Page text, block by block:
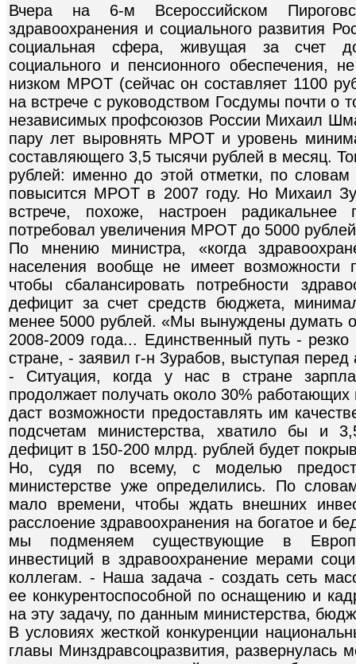
Вчера на 6-м Всероссийском
здравоохранения и социального развития
социальная сфера, живущая за счет
социального и пенсионного обеспечения,
низком МРОТ (сейчас он составляет 1100
на встрече с руководством Госдумы почти о
независимых профсоюзов России Михаил
пару лет выровнять МРОТ и уровень
составляющего 3,5 тысячи рублей в месяц.
рублей: именно до этой отметки, по
повысится МРОТ в 2007 году. Но Михаил
встрече, похоже, настроен
потребовал увеличения МРОТ до 5000
По мнению министра, «когда
населения вообще не имеет возможности
чтобы сбалансировать потребности
дефицит за счет средств бюджета,
менее 5000 рублей. «Мы вынуждены думать
2008-2009 года... Единственный путь -
стране, - заявил г-н Зурабов, выступая
- Ситуация, когда у нас в стране
продолжает получать около 30% работающих
даст возможности предоставлять им
подсчетам министерства, хватило бы и
дефицит в 150-200 млрд. рублей будет
Но, судя по всему, с моделью
министерстве уже определились. По
мало времени, чтобы ждать внешних
расслоение здравоохранения на богатое и
мы подменяем существующие в
инвестиций в здравоохранение мерами
коллегам. - Наша задача - создать сеть
ее конкурентоспособной по оснащению и
на эту задачу, по данным министерства,
В условиях жесткой конкуренции
главы Минздравсоцразвития,